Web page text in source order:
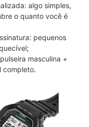
algo simples,
o quanto você é
pequenos
masculina +
completo.